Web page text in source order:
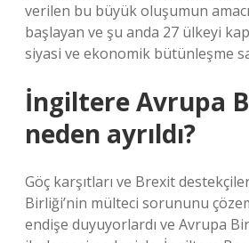
verilen bu büyük oluşumun
başlayan ve şu anda 27 ülkeyi
siyasi ve ekonomik bütünleşme
İngiltere Avrupa
neden ayrıldı?
Göç karşıtları ve Brexit
Birliği’nin mülteci sorununu
endişe duyuyorlardı ve Avrupa